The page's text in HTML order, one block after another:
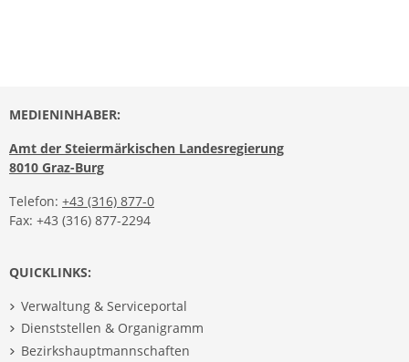
MEDIENINHABER:
Amt der Steiermärkischen Landesregierung
8010 Graz-Burg
Telefon: +43 (316) 877-0
Fax: +43 (316) 877-2294
QUICKLINKS:
Verwaltung & Serviceportal
Dienststellen & Organigramm
Bezirkshauptmannschaften